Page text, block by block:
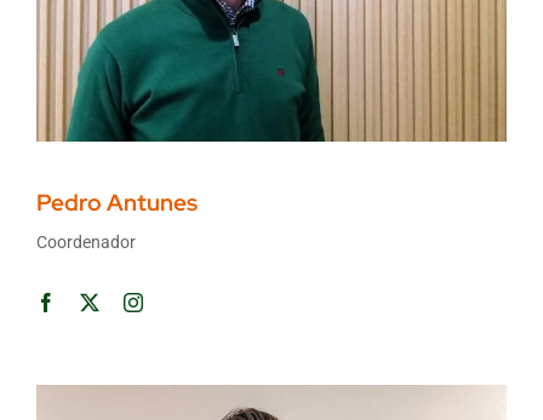
Pedro Antunes
Coordenador